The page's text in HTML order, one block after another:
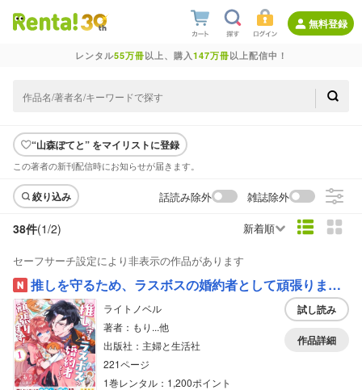
無料登録
レンタル55万冊以上、購入147万冊以上配信中！
“山森ぽてと” をマイリストに登録
この著者の新刊配信時にお知らせが届きます。
絞り込み 話読み除外 雑誌除外
38件(1/2) 新着順
セーフサーチ設定により非表示の作品があります
推しを守るため、ラスボスの婚約者として頑張ります！
ライトノベル
著者：もり...他
出版社：主婦と生活社
221ページ
1巻レンタル：1,200ポイント
試し読み
作品詳細